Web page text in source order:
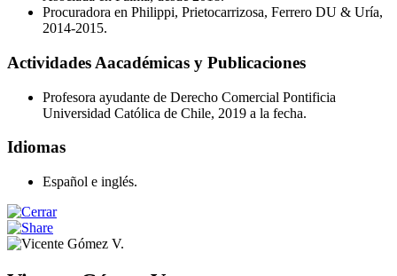
Procuradora en Philippi, Prietocarrizosa, Ferrero DU & Uría,
2014-2015.
Actividades Aacadémicas y Publicaciones
Profesora ayudante de Derecho Comercial Pontificia
Universidad Católica de Chile, 2019 a la fecha.
Idiomas
Español e inglés.